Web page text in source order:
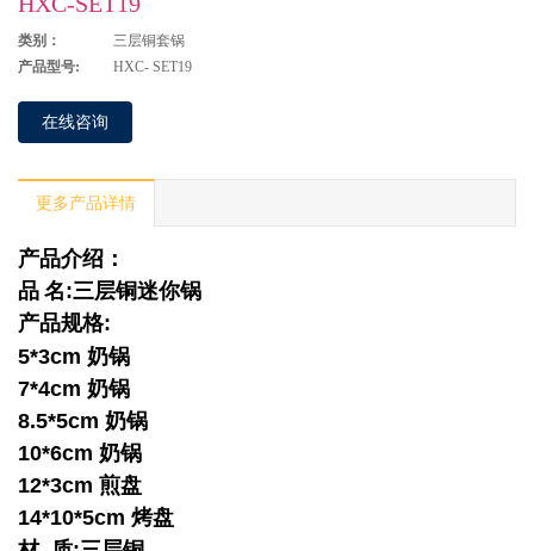
类别：
三层铜套锅
产品型号:
HXC- SET19
在线咨询
更多产品详情
产品介绍：
品 名:三层铜迷你锅
产品规格:
5*3cm 奶锅
7*4cm 奶锅
8.5*5cm 奶锅
10*6cm 奶锅
12*3cm 煎盘
14*10*5cm 烤盘